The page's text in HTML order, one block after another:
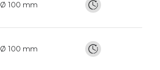
Ø 100 mm
Ø 100 mm